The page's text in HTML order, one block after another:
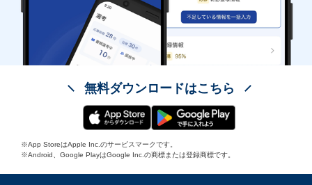
無料ダウンロードはこちら
※App StoreはApple Inc.のサービスマークです。
※Android、Google PlayはGoogle Inc.の商標または登録商標です。